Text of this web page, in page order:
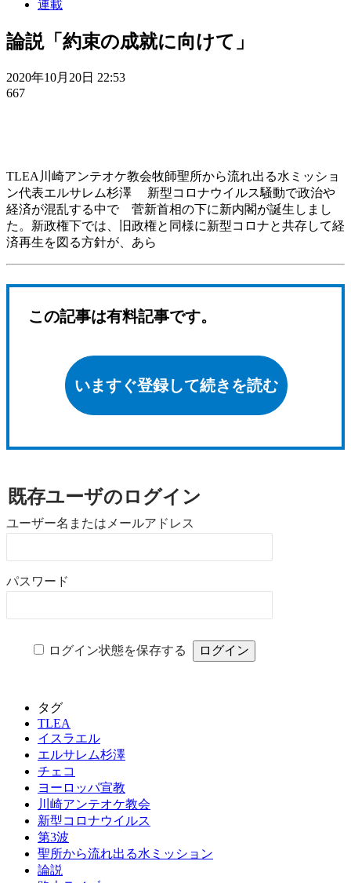
連載
論説「約束の成就に向けて」
2020年10月20日 22:53
667
TLEA川崎アンテオケ教会牧師聖所から流れ出る水ミッショ
ン代表エルサレム杉澤 新型コロナウイルス騒動で政治や
経済が混乱する中で 菅新首相の下に新内閣が誕生しまし
た。新政権下では、旧政権と同様に新型コロナと共存して経
済再生を図る方針が、あら
この記事は有料記事です。
いますぐ登録して続きを読む
既存ユーザのログイン
ユーザー名またはメールアドレス
パスワード
ログイン状態を保存する
タグ
TLEA
イスラエル
エルサレム杉澤
チェコ
ヨーロッパ宣教
川崎アンテオケ教会
新型コロナウイルス
第3波
聖所から流れ出る水ミッション
論説